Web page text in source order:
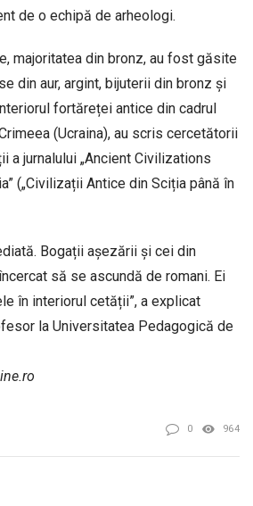
de o echipă de arheologi.
majoritatea din bronz, au fost găsite
din aur, argint, bijuterii din bronz și
fortăreței antice din cadrul
(Ucraina), au scris cercetătorii
a jurnalului „Ancient Civilizations
(„Civilizații Antice din Sciția până în
Bogații așezării și cei din
să se ascundă de romani. Ei
în interiorul cetății”, a explicat
la Universitatea Pedagogică de
0 964